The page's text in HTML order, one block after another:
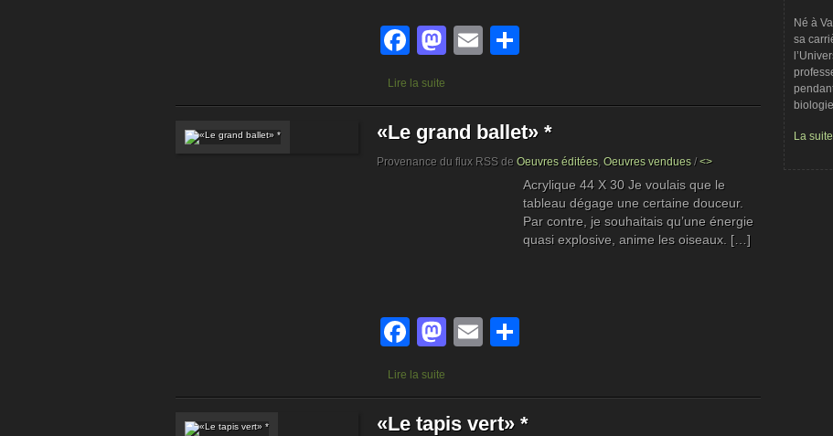
Facebook
Mastodon
Email
Lire la suite
«Le grand ballet» *
Provenance du flux RSS de Oeuvres éditées, Oeuvres vendues /<>
Acrylique 44 X 30 Je voulais que le
tableau dégage une certaine douceur.
Par contre, je souhaitais qu’une énergie
quasi explosive, anime les oiseaux. […]
Facebook
Mastodon
Email
Lire la suite
«Le tapis vert» *
Né à
sa
La